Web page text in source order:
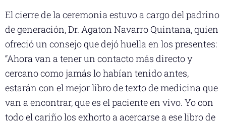
El cierre de la ceremonia estuvo a cargo del padrino
de generación, Dr. Agaton Navarro Quintana, quien
ofreció un consejo que dejó huella en los presentes:
“Ahora van a tener un contacto más directo y
cercano como jamás lo habían tenido antes,
estarán con el mejor libro de texto de medicina que
van a encontrar, que es el paciente en vivo. Yo con
todo el cariño los exhorto a acercarse a ese libro de